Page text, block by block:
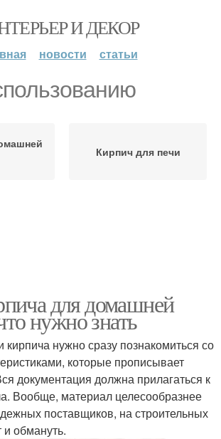
И ДЕКОР
новости статьи
Кирпич для печи
для домашней
нужно знать
кирпича нужно сразу познакомиться со
которые прописывает
документация должна прилагаться к
Вообще, материал целесообразнее
поставщиков, на строительных
и обмануть.